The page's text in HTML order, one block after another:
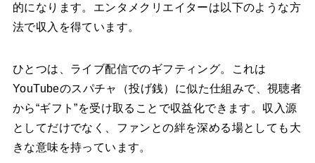
的になります。エンタメクリエイターは以下のような方
法で収入を得ています。
ひとつは、ライブ配信でのギフティング。これは
YouTubeのスパチャ（投げ銭）に似た仕組みで、視聴者
から“ギフト”を受け取ることで収益化できます。収入源
としてだけでなく、ファンとの絆を深める場としても大
きな意味を持っています。